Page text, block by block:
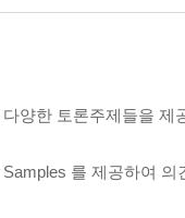
양한 토론주제들을 제
를 제공하여